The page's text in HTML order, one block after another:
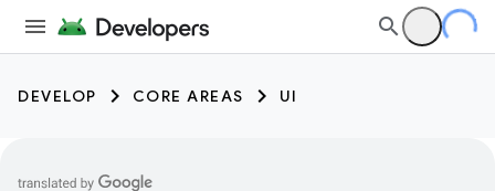
DEVELOP CORE AREAS UI